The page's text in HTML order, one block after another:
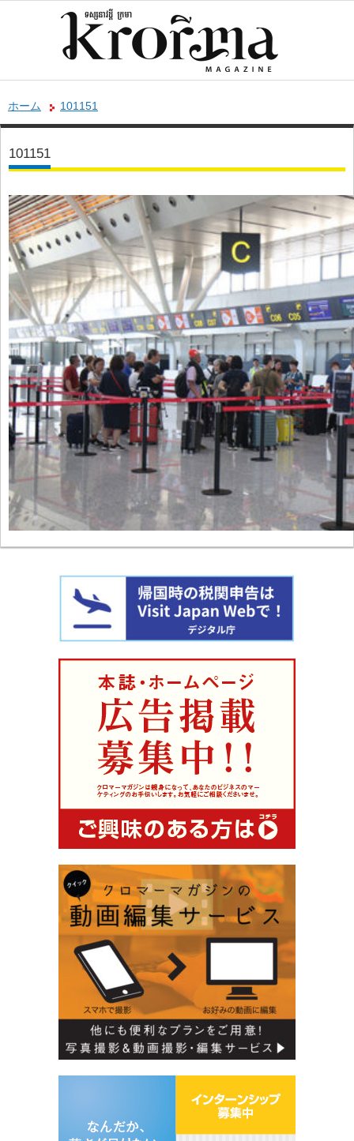
ホーム 101151
101151